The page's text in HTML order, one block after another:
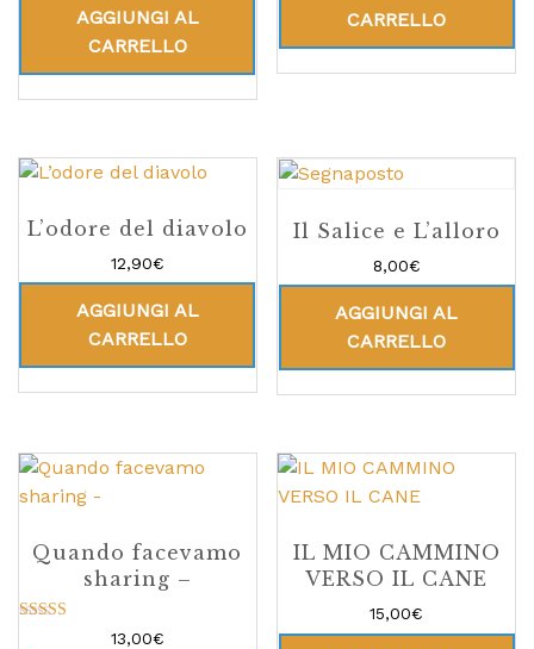
AGGIUNGI AL
CARRELLO
CARRELLO
L’odore del diavolo
12,90€
AGGIUNGI AL
CARRELLO
Il Salice e L’alloro
8,00€
AGGIUNGI AL
CARRELLO
Quando facevamo
sharing –
13,00€
IL MIO CAMMINO
VERSO IL CANE
15,00€